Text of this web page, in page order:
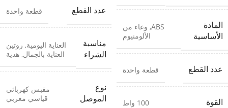
المادة
الأساسية
ABS
, وعاء من
الألومنيوم
عدد القطع قطعة واحدة
القوة 100 واط
عدد القطع قطعة واحدة
مناسبة
الشراء
العناية اليومية, روتين
العناية بالجمال, هدية
نوع
الموصل
مقبس كهربائي
قياسي مغربي